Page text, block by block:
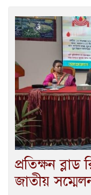
প্রতিক্ষন
জাতীয়